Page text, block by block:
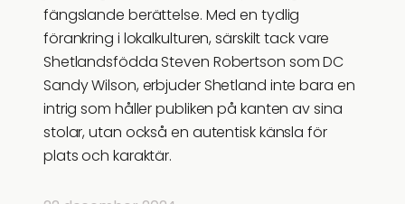
fängslande berättelse. Med en tydlig
förankring i lokalkulturen, särskilt tack vare
Shetlandsfödda Steven Robertson som DC
Sandy Wilson, erbjuder Shetland inte bara en
intrig som håller publiken på kanten av sina
stolar, utan också en autentisk känsla för
plats och karaktär.